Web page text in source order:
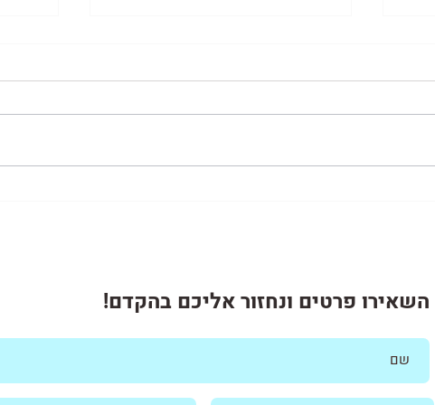
השאירו פרטים ונחזור אליכם בהקדם!